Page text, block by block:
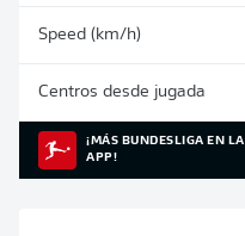
Speed (km/h)
Centros desde jugada
¡MÁS BUNDESLIGA EN LA
APP!